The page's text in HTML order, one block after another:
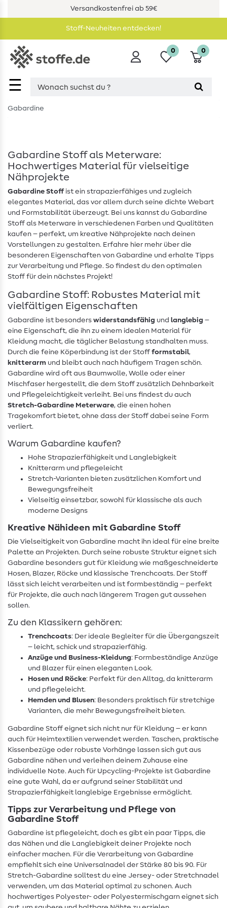
Versandkostenfrei ab 59€
Stoff-Neuheiten entdecken!
☰
0 0
Gabardine
Gabardine Stoff als Meterware:
Hochwertiges Material für vielseitige
Nähprojekte
Gabardine Stoff ist ein strapazierfähiges und zugleich
elegantes Material, das vor allem durch seine dichte Webart
und Formstabilität überzeugt. Bei uns kannst du Gabardine
Stoff als Meterware in verschiedenen Farben und Qualitäten
kaufen – perfekt, um kreative Nähprojekte nach deinen
Vorstellungen zu gestalten. Erfahre hier mehr über die
besonderen Eigenschaften von Gabardine und erhalte Tipps
zur Verarbeitung und Pflege. So findest du den optimalen
Stoff für dein nächstes Projekt!
Gabardine Stoff: Robustes Material mit
vielfältigen Eigenschaften
Gabardine ist besonders widerstandsfähig und langlebig –
eine Eigenschaft, die ihn zu einem idealen Material für
Kleidung macht, die täglicher Belastung standhalten muss.
Durch die feine Köperbindung ist der Stoff formstabil,
knitterarm und bleibt auch nach häufigem Tragen schön.
Gabardine wird oft aus Baumwolle, Wolle oder einer
Mischfaser hergestellt, die dem Stoff zusätzlich Dehnbarkeit
und Pflegeleichtigkeit verleiht. Bei uns findest du auch
Stretch-Gabardine Meterware, die einen hohen
Tragekomfort bietet, ohne dass der Stoff dabei seine Form
verliert.
Warum Gabardine kaufen?
Hohe Strapazierfähigkeit und Langlebigkeit
Knitterarm und pflegeleicht
Stretch-Varianten bieten zusätzlichen Komfort und
Bewegungsfreiheit
Vielseitig einsetzbar, sowohl für klassische als auch
moderne Designs
Kreative Nähideen mit Gabardine Stoff
Die Vielseitigkeit von Gabardine macht ihn ideal für eine breite
Palette an Projekten. Durch seine robuste Struktur eignet sich
Gabardine besonders gut für Kleidung wie maßgeschneiderte
Hosen, Blazer, Röcke und klassische Trenchcoats. Der Stoff
lässt sich leicht verarbeiten und ist formbeständig – perfekt
für Projekte, die auch nach längerem Tragen gut aussehen
sollen.
Zu den Klassikern gehören:
Trenchcoats: Der ideale Begleiter für die Übergangszeit
– leicht, schick und strapazierfähig.
Anzüge und Business-Kleidung: Formbeständige Anzüge
und Blazer für einen eleganten Look.
Hosen und Röcke: Perfekt für den Alltag, da knitterarm
und pflegeleicht.
Hemden und Blusen: Besonders praktisch für stretchige
Varianten, die mehr Bewegungsfreiheit bieten.
Gabardine Stoff eignet sich nicht nur für Kleidung – er kann
auch für Heimtextilien verwendet werden. Taschen, praktische
Kissenbezüge oder robuste Vorhänge lassen sich gut aus
Gabardine nähen und verleihen deinem Zuhause eine
individuelle Note. Auch für Upcycling-Projekte ist Gabardine
eine gute Wahl, da er aufgrund seiner Stabilität und
Strapazierfähigkeit langlebige Ergebnisse ermöglicht.
Tipps zur Verarbeitung und Pflege von
Gabardine Stoff
Gabardine ist pflegeleicht, doch es gibt ein paar Tipps, die
das Nähen und die Langlebigkeit deiner Projekte noch
einfacher machen. Für die Verarbeitung von Gabardine
empfiehlt sich eine Universalnadel der Stärke 80 bis 90. Für
Stretch-Gabardine solltest du eine Jersey- oder Stretchnadel
verwenden, um das Material optimal zu schonen. Auch
hochwertiges Polyester- oder Polyestermischgarn eignet sich